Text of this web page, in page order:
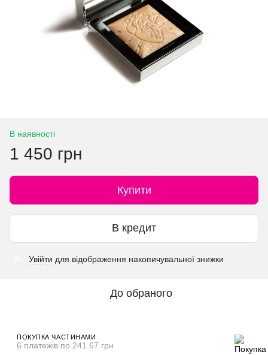
В наявності
1 450 грн
Купити
В кредит
Увійти для відображення накопичувальної знижки
До обраного
ПОКУПКА ЧАСТИНАМИ
6 платежів по 241.67 грн